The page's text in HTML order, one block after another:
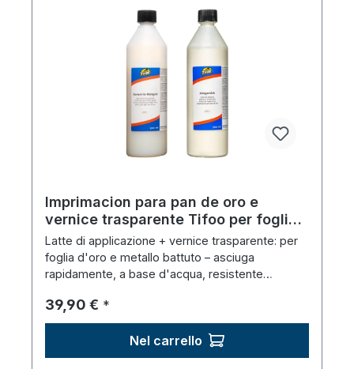
Imprimacion para pan de oro e
vernice trasparente Tifoo per foglia
d'oro e metallo martellato (2 x 500
ml)
Latte di applicazione + vernice trasparente: per
foglia d'oro e metallo battuto – asciuga
rapidamente, a base d'acqua, resistente
Prezzo normale:
39,90 € *
Nel carrello